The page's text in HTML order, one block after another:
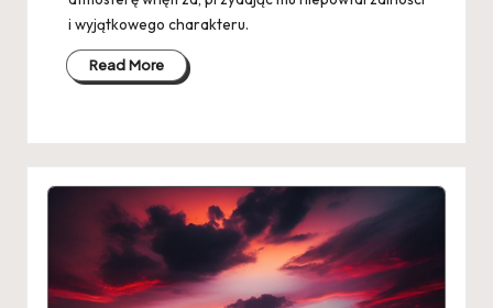
i wyjątkowego charakteru.
Read More